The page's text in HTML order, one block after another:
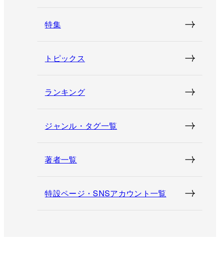
特集
トピックス
ランキング
ジャンル・タグ一覧
著者一覧
特設ページ・SNSアカウント一覧